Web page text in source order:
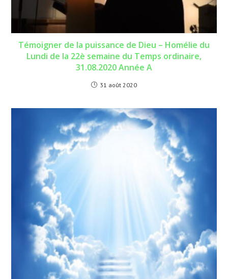
Témoigner de la puissance de Dieu – Homélie du
Lundi de la 22è semaine du Temps ordinaire,
31.08.2020 Année A
31 août 2020